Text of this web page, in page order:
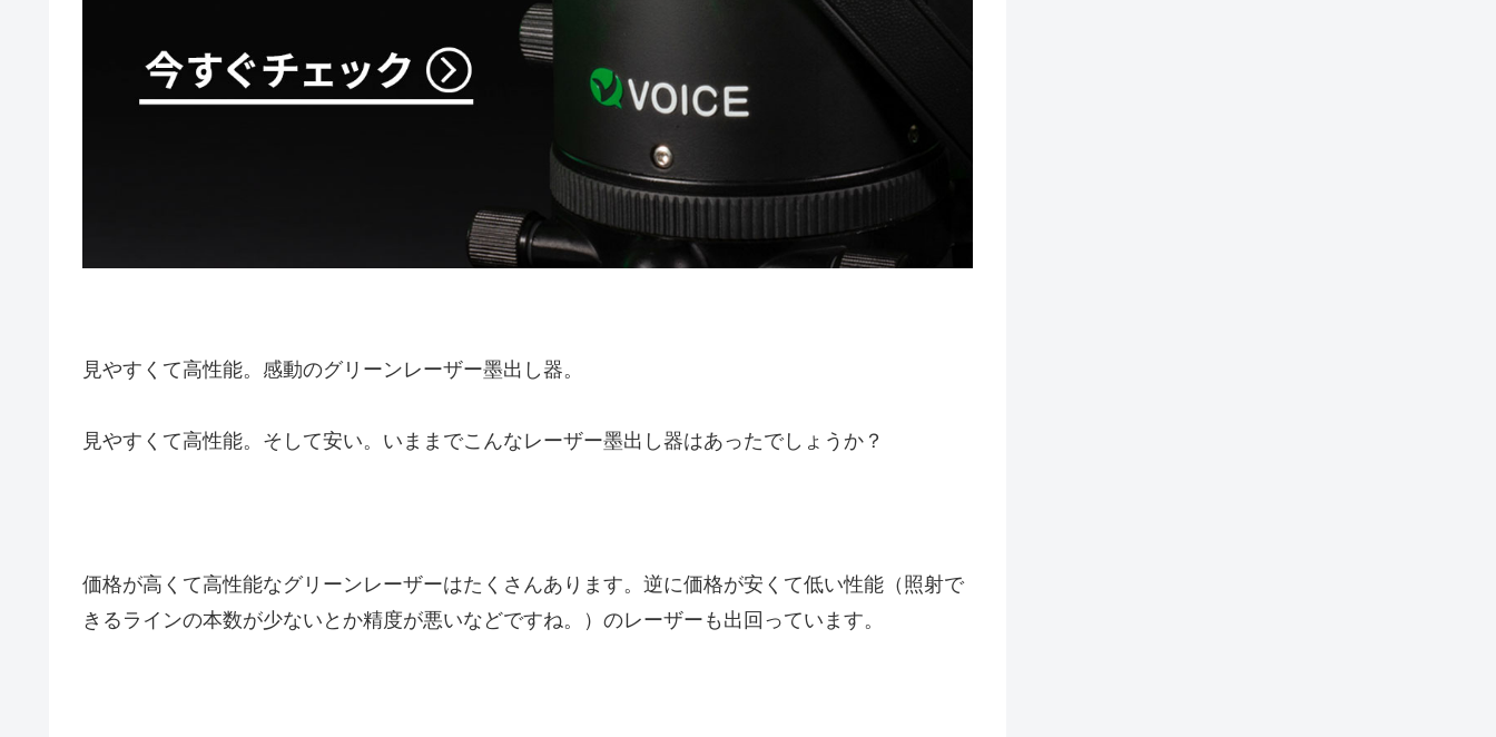
見やすくて高性能。感動のグリーンレーザー墨出し器。
見やすくて高性能。そして安い。いままでこんなレーザー墨出し器はあったでしょうか？
価格が高くて高性能なグリーンレーザーはたくさんあります。逆に価格が安くて低い性能（照射で
きるラインの本数が少ないとか精度が悪いなどですね。）のレーザーも出回っています。